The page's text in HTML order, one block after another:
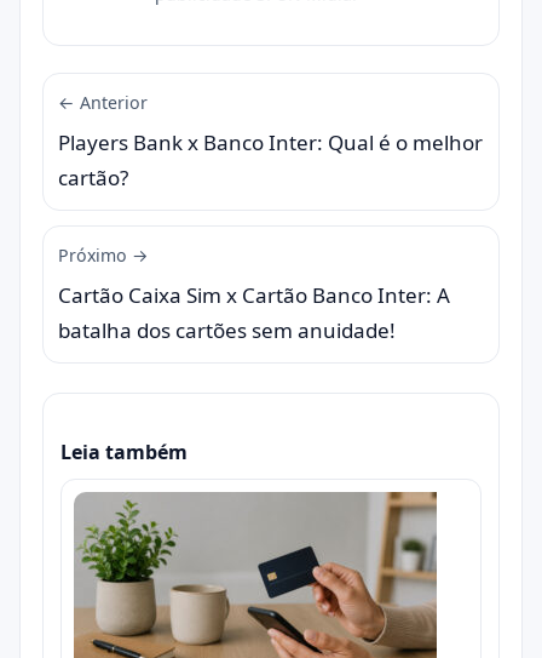
← Anterior
Players Bank x Banco Inter: Qual é o melhor
cartão?
Próximo →
Cartão Caixa Sim x Cartão Banco Inter: A
batalha dos cartões sem anuidade!
Leia também